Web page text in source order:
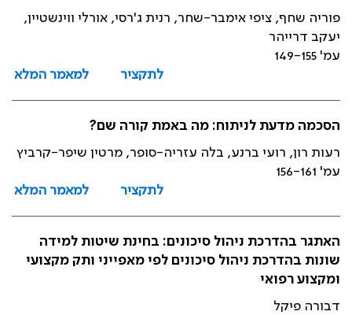
פוריה שחף, ציפי אימבר-שחר, רנית ג'רסי, אורלי ווינשטיין,
יעקב דרייהר
עמ' 149-155
לתקציר
למאמר המלא
הסכמה מדעת לניתוח: מה באמת קורה שם?
רעות רון, רועי ברנע, בלה עזריה-סופר, מרטין שיפר-קרביץ
עמ' 156-161
לתקציר
למאמר המלא
האתגר בהדרכת ניהול סיכונים: בחינת שיטות למידה
שונות בהדרכת ניהול סיכונים לפי מאפייני ותק מקצועי
ומקצוע רפואי
דבורה פיקל